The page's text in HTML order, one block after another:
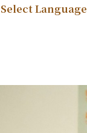
Select Language